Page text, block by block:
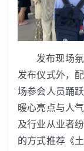
发布现场
发布仪式外，
场参会人员踊
暖心亮点与人
及行业从业者
的方式推荐《